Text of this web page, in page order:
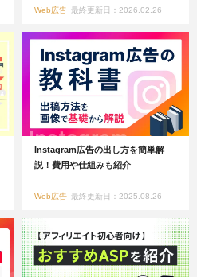
Web広告 最終更新日：2026.02.26
Instagram広告の出し方を簡単解
説！費用や仕組みも紹介
Web広告 最終更新日：2025.08.26